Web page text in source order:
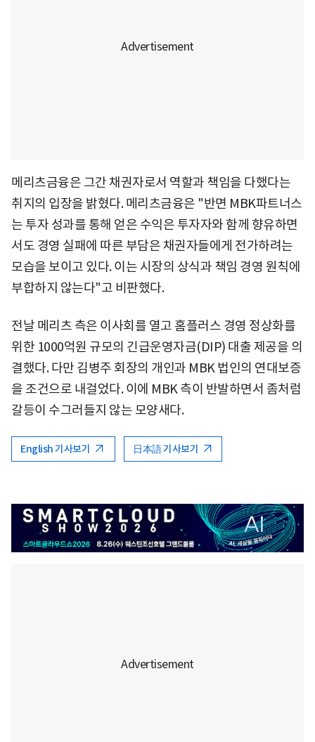
메리츠금융은 그간 채권자로서 역할과 책임을 다했다는
취지의 입장을 밝혔다. 메리츠금융은 "반면 MBK파트너스
는 투자 성과를 통해 얻은 수익은 투자자와 함께 향유하면
서도 경영 실패에 따른 부담은 채권자들에게 전가하려는
모습을 보이고 있다. 이는 시장의 상식과 책임 경영 원칙에
부합하지 않는다"고 비판했다.
전날 메리츠 측은 이사회를 열고 홈플러스 경영 정상화를
위한 1000억원 규모의 긴급운영자금(DIP) 대출 제공을 의
결했다. 다만 김병주 회장의 개인과 MBK 법인의 연대보증
을 조건으로 내걸었다. 이에 MBK 측이 반발하면서 좀처럼
갈등이 수그러들지 않는 모양새다.
English 기사보기 日本語 기사보기